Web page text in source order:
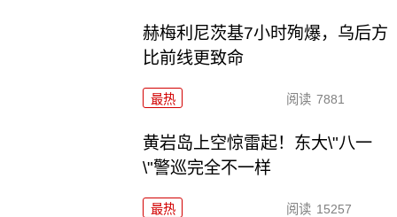
赫梅利尼茨基7小时殉爆，乌后方
比前线更致命
最热 阅读 7881
黄岩岛上空惊雷起！东大\"八一
\"警巡完全不一样
最热 阅读 15257